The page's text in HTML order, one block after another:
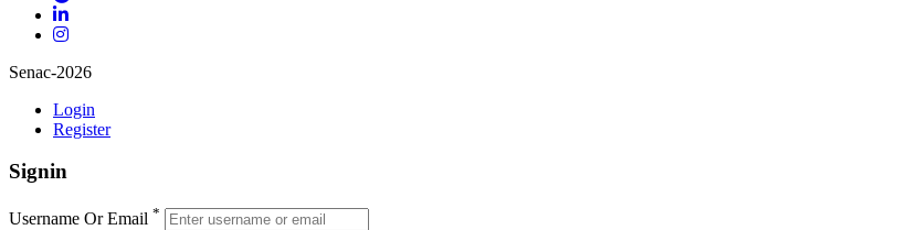
Senac-2026
Login
Register
Signin
Username Or Email *